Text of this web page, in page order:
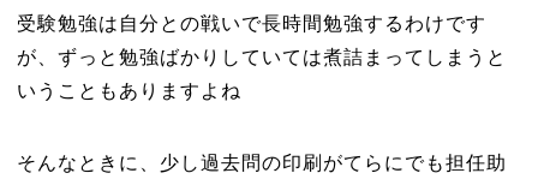
受験勉強は自分との戦いで長時間勉強するわけです
が、ずっと勉強ばかりしていては煮詰まってしまうと
いうこともありますよね
そんなときに、少し過去問の印刷がてらにでも担任助